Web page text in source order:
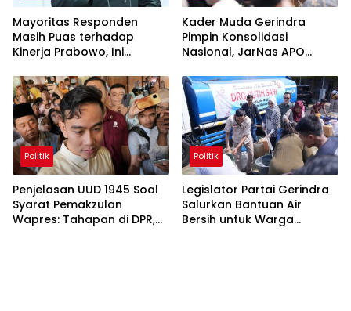
Mayoritas Responden
Masih Puas terhadap
Kinerja Prabowo, Ini
2026
Kader Muda Gerindra
Pimpin Konsolidasi
Nasional, JarNas APO
terhadap Modus Baru
Perdagangan Orang
Politik
Penjelasan UUD 1945 Soal
Syarat Pemakzulan
Wapres: Tahapan di DPR,
Politik
Legislator Partai Gerindra
Salurkan Bantuan Air
Bersih untuk Warga